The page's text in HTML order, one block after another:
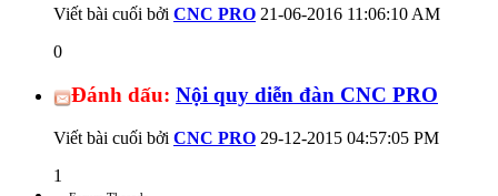
Viết bài cuối bởi CNC PRO 21-06-2016 11:06:10 AM
0
Đánh dấu: Nội quy diễn đàn CNC PRO
Viết bài cuối bởi CNC PRO 29-12-2015 04:57:05 PM
1